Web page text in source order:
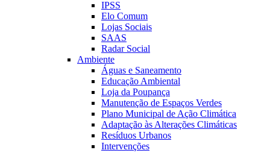
IPSS
Elo Comum
Lojas Sociais
SAAS
Radar Social
Ambiente
Águas e Saneamento
Educação Ambiental
Loja da Poupança
Manutenção de Espaços Verdes
Plano Municipal de Ação Climática
Adaptação às Alterações Climáticas
Resíduos Urbanos
Intervenções